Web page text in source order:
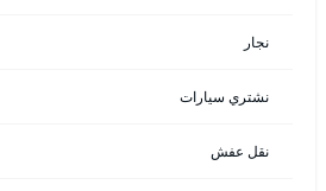
نجار
نشتري سيارات
نقل عفش